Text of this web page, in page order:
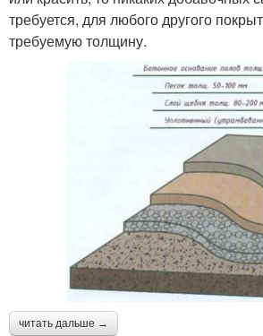
требуется, для любого другого
требуемую толщину.
читать дальше →